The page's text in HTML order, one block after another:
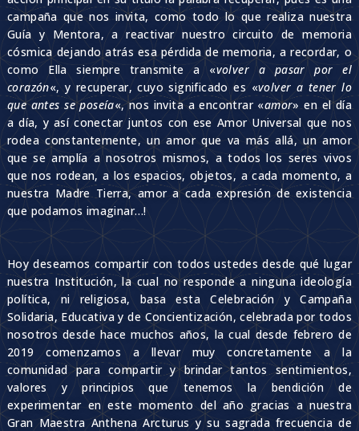
campaña que nos invita, como todo lo que realiza nuestra
Guía y Mentora, a reactivar nuestro circuito de memoria
cósmica dejando atrás esa pérdida de memoria, a recordar, o
como Ella siempre transmite a «volver a pasar por el
corazón«, y recuperar, cuyo significado es «volver a tener lo
que antes se poseía«, nos invita a encontrar «amor» en el día
a día, y así conectar juntos con ese Amor Universal que nos
rodea constantemente, un amor que va más allá, un amor
que se amplía a nosotros mismos, a todos los seres vivos
que nos rodean, a los espacios, objetos, a cada momento, a
nuestra Madre Tierra, amor a cada expresión de existencia
que podamos imaginar…!
Hoy deseamos compartir con todos ustedes desde qué lugar
nuestra Institución, la cual no responde a ninguna ideología
política, ni religiosa, basa esta Celebración y Campaña
Solidaria, Educativa y de Concientización, celebrada por todos
nosotros desde hace muchos años, la cual desde febrero de
2019 comenzamos a llevar muy concretamente a la
comunidad para compartir y brindar tantos sentimientos,
valores y principios que tenemos la bendición de
experimentar en este momento del año gracias a nuestra
Gran Maestra Anthena Arcturus y su sagrada frecuencia de